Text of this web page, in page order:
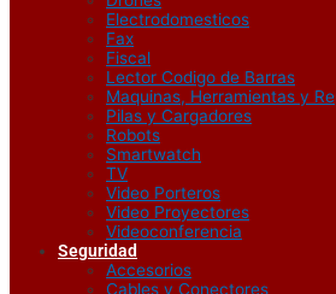
Electrodomesticos
Fax
Fiscal
Lector Codigo de Barras
Maquinas, Herramientas y
Pilas y Cargadores
Robots
Smartwatch
TV
Video Porteros
Video Proyectores
Videoconferencia
Seguridad
Accesorios
Cables y Conectores